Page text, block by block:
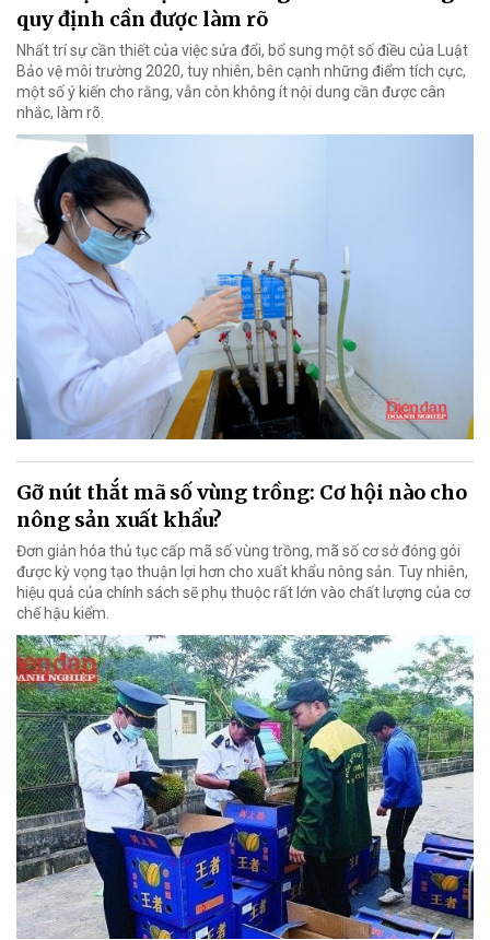
quy định cần được làm rõ
Nhất trí sự cần thiết của việc sửa đổi, bổ sung một số điều của Luật
Bảo vệ môi trường 2020, tuy nhiên, bên cạnh những điểm tích cực,
một số ý kiến cho rằng, vẫn còn không ít nội dung cần được cân
nhắc, làm rõ.
Gỡ nút thắt mã số vùng trồng: Cơ hội nào cho
nông sản xuất khẩu?
Đơn giản hóa thủ tục cấp mã số vùng trồng, mã số cơ sở đóng gói
được kỳ vọng tạo thuận lợi hơn cho xuất khẩu nông sản. Tuy nhiên,
hiệu quả của chính sách sẽ phụ thuộc rất lớn vào chất lượng của cơ
chế hậu kiểm.